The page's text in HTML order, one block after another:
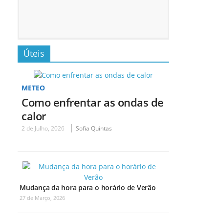
Úteis
METEO
Como enfrentar as ondas de
calor
2 de Julho, 2026 Sofia Quintas
Mudança da hora para o horário de Verão
27 de Março, 2026